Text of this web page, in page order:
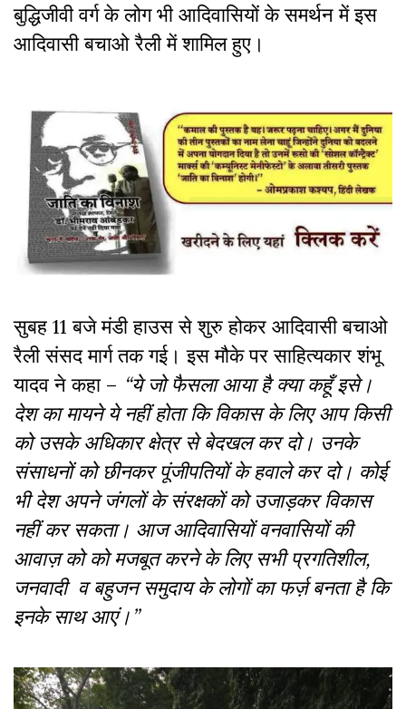
बुद्धिजीवी वर्ग के लोग भी आदिवासियों के समर्थन में इस
आदिवासी बचाओ रैली में शामिल हुए।
सुबह 11 बजे मंडी हाउस से शुरु होकर आदिवासी बचाओ
रैली संसद मार्ग तक गई। इस मौके पर साहित्यकार शंभू
यादव ने कहा – “ये जो फैसला आया है क्या कहूँ इसे।
देश का मायने ये नहीं होता कि विकास के लिए आप किसी
को उसके अधिकार क्षेत्र से बेदखल कर दो। उनके
संसाधनों को छीनकर पूंजीपतियों के हवाले कर दो। कोई
भी देश अपने जंगलों के संरक्षकों को उजाड़कर विकास
नहीं कर सकता। आज आदिवासियों वनवासियों की
आवाज़ को को मजबूत करने के लिए सभी प्रगतिशील,
जनवादी व बहुजन समुदाय के लोगों का फर्ज़ बनता है कि
इनके साथ आएं।”